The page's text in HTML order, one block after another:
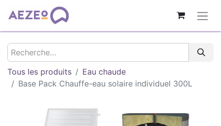
Tous les produits
Eau chaude
Base Pack Chauffe-eau solaire individuel 300L